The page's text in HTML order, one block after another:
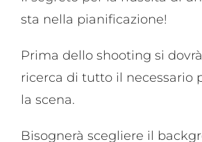
sta nella pianificazione!
Prima dello shooting si
ricerca di tutto il necessario
la scena.
Bisognerà scegliere il